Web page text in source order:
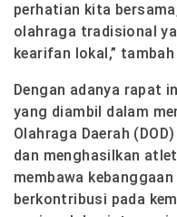
perhatian kita
olahraga tradisional
kearifan lokal,”
Dengan adanya rapat
yang diambil dalam
Olahraga Daerah
dan menghasilkan
membawa
berkontribusi pada